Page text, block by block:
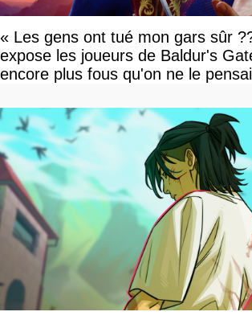
« Les gens ont tué mon gars sûr
expose les joueurs de Baldur's
encore plus fous qu'on ne le